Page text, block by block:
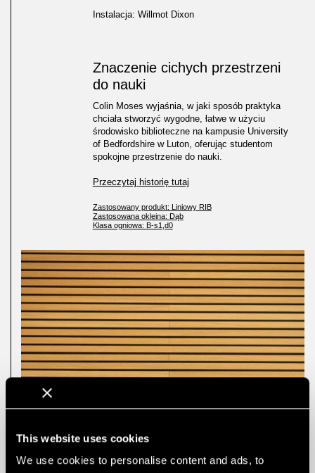
This website uses cookies
We use cookies to personalise content and ads, to
Instalacja: Willmot Dixon
Znaczenie cichych przestrzeni
do nauki
Colin Moses wyjaśnia, w jaki sposób praktyka
chciała stworzyć wygodne, łatwe w użyciu
środowisko biblioteczne na kampusie University
of Bedfordshire w Luton, oferując studentom
spokojne przestrzenie do nauki
Przeczytaj historię tutaj
Zastosowany produkt: Liniowy RIB
Zastosowana okleina: Dąb
Klasa ogniowa: B-s1,d0